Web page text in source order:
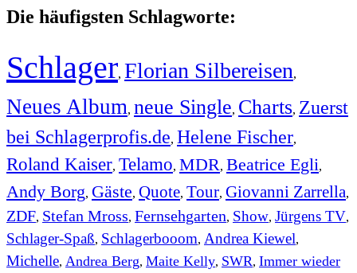
Die häufigsten Schlagworte:
Schlager, Florian Silbereisen,
Neues Album, neue Single, Charts, Zuerst
bei Schlagerprofis.de, Helene Fischer,
Roland Kaiser, Telamo, MDR, Beatrice Egli,
Andy Borg, Gäste, Quote, Tour, Giovanni Zarrella,
ZDF, Stefan Mross, Fernsehgarten, Show, Jürgens TV,
Schlager-Spaß, Schlagerbooom, Andrea Kiewel,
Michelle, Andrea Berg, Maite Kelly, SWR, Immer wieder